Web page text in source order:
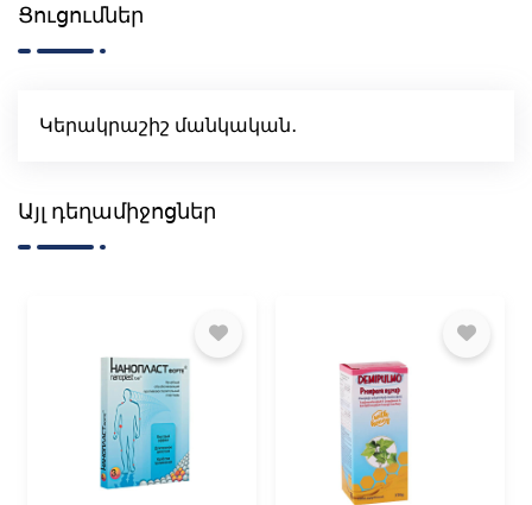
Ցուցումներ
Կերակրաշիշ մանկական․
Այլ դեղամիջոցներ